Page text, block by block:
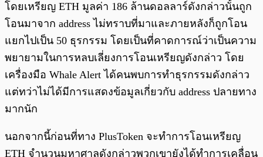
โดยเหรียญ ETH มูลค่า 186 ล้านดอลลาร์ดังกล่าวนั้นถูก
โอนมาจาก address ไม่ทราบที่มาและภายหลังก็ถูกโอน
แยกไปเป็น 50 ธุรกรรม โดยเป็นที่คาดการณ์ว่าเป็นความ
พยายามในการหลบเลี่ยงการโอนเหรียญดังกล่าว โดย
เครื่องมือ Whale Alert ได้คนพบการทำธุรกรรมดังกล่าว
แต่ทว่าไม่ได้มีการแสดงข้อมูลเกี่ยวกับ address ปลายทาง
มากนัก
นอกจากนี้ก่อนที่ทาง PlusToken จะทำการโอนเหรียญ
ETH จำนวนมหาศาลดังกล่าวพวกเขายังได้ทำการเคลื่อน